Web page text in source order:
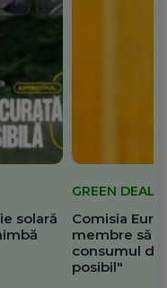
solară
GREEN DEAL
Comisia
membre să
consumul de
posibil"